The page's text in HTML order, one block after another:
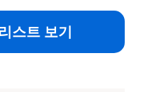
스트 보기